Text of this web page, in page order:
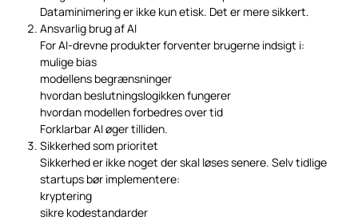
Dataminimering er ikke kun etisk. Det er mere sikkert.
Ansvarlig brug af AI
For AI-drevne produkter forventer brugerne indsigt i:
mulige bias
modellens begrænsninger
hvordan beslutningslogikken fungerer
hvordan modellen forbedres over tid
Forklarbar AI øger tilliden.
Sikkerhed som prioritet
Sikkerhed er ikke noget der skal løses senere. Selv tidlige
startups bør implementere:
kryptering
sikre kodestandarder